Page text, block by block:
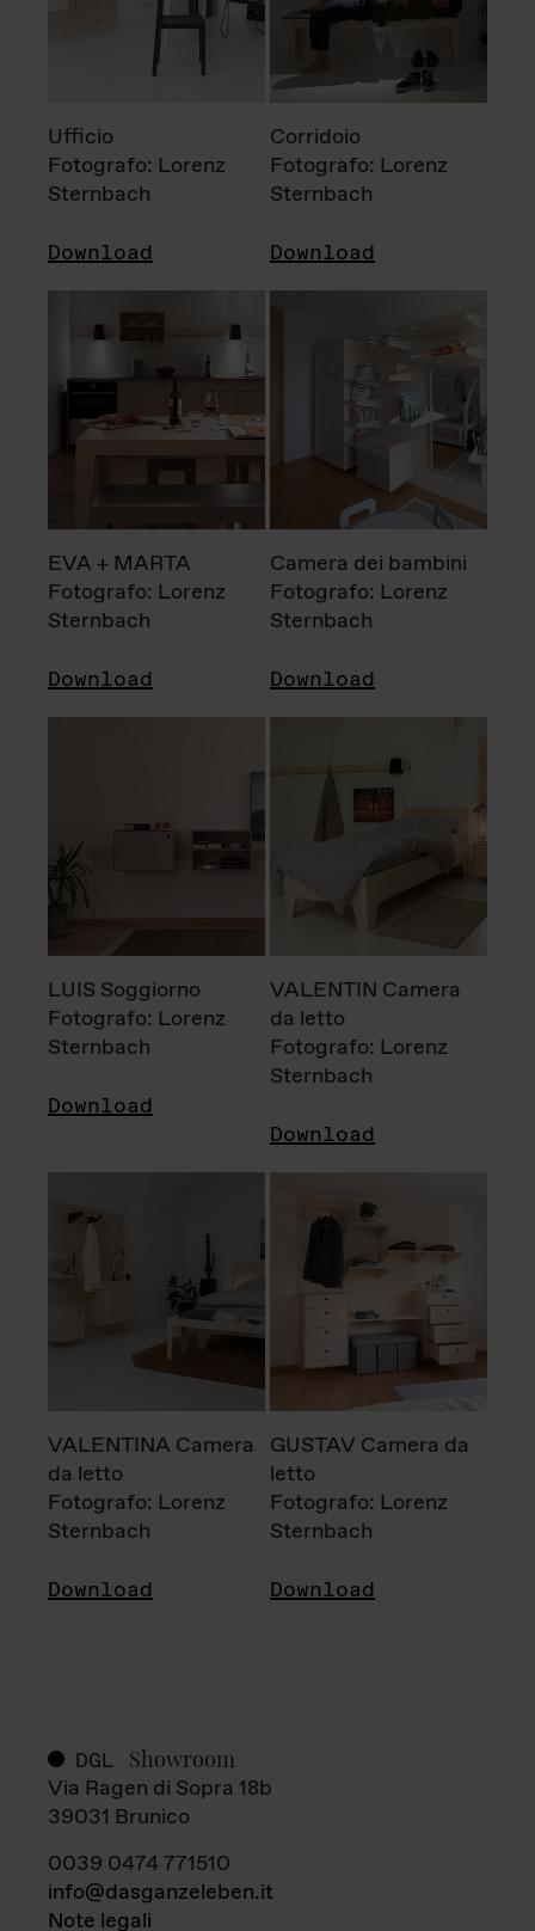
Ufficio
Fotografo: Lorenz
Sternbach
Download
Corridoio
Fotografo: Lorenz
Sternbach
Download
EVA + MARTA
Fotografo: Lorenz
Sternbach
Download
Camera dei bambini
Fotografo: Lorenz
Sternbach
Download
LUIS Soggiorno
Fotografo: Lorenz
Sternbach
Download
VALENTIN Camera
da letto
Fotografo: Lorenz
Sternbach
Download
VALENTINA Camera
da letto
Fotografo: Lorenz
Sternbach
Download
GUSTAV Camera da
letto
Fotografo: Lorenz
Sternbach
Download
DGL Showroom
Via Ragen di Sopra 18b
39031 Brunico
0039 0474 771510
info@dasganzeleben.it
Note legali